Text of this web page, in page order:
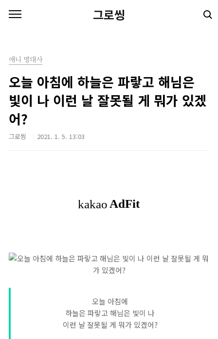
그로씽
애니 명대사
오늘 아침에 하늘은 파랗고 해님은
빛이 나 이런 날 잘못될 게 뭐가 있겠
어?
그로씽 2021. 1. 5. 13:03
오늘 아침에
하늘은 파랗고 해님은 빛이 나
이런 날 잘못될 게 뭐가 있겠어?